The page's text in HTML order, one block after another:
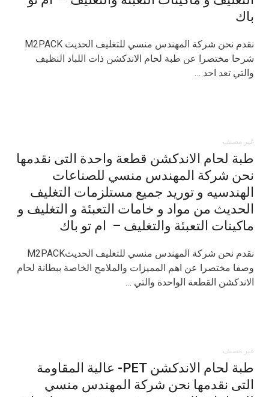
باك
نقدم نحن شركة المهندس منسي للتغليف الحديث M2PACK
شرحا مختصرا عن طبة لحام الاندكشن ذات اللباد النظيف
والتي تعد احد …
غير مصنف
طبة لحام الاندكشن قطعة واحدة التى نقدمها
نحن شركة المهندس منسي للصناعات
الهندسيه و توريد جميع مستلزمات التغليف
الحديث من مواد و خامات التعبئة و التغليف و
ماكينات التعبئة والتغليف – ام تو باك
نقدم نحن شركة المهندس منسي للتغليف الحديثM2PACK
وصفا مختصرا عن اهم المميزات والملامح الخاصة ببطانة لحام
الاندكشن القطعة الواحدة والتي …
غير مصنف
طبة لحام الاندكشن PET- عالية المقاومة
التى نقدمها نحن شركة المهندس منسي